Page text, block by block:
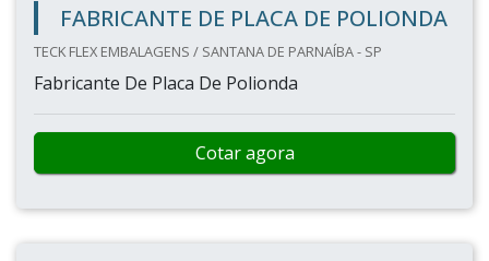
FABRICANTE DE PLACA DE POLIONDA
TECK FLEX EMBALAGENS / SANTANA DE PARNAÍBA - SP
Fabricante De Placa De Polionda
Cotar agora